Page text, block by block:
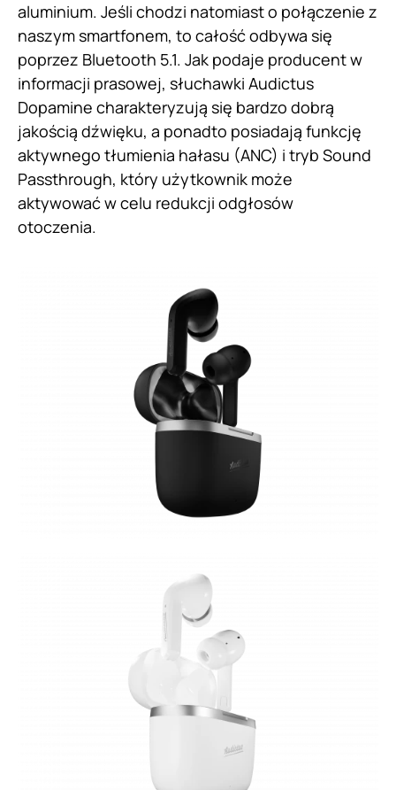
aluminium. Jeśli chodzi natomiast o połączenie z
naszym smartfonem, to całość odbywa się
poprzez Bluetooth 5.1. Jak podaje producent w
informacji prasowej, słuchawki Audictus
Dopamine charakteryzują się bardzo dobrą
jakością dźwięku, a ponadto posiadają funkcję
aktywnego tłumienia hałasu (ANC) i tryb Sound
Passthrough, który użytkownik może
aktywować w celu redukcji odgłosów
otoczenia.